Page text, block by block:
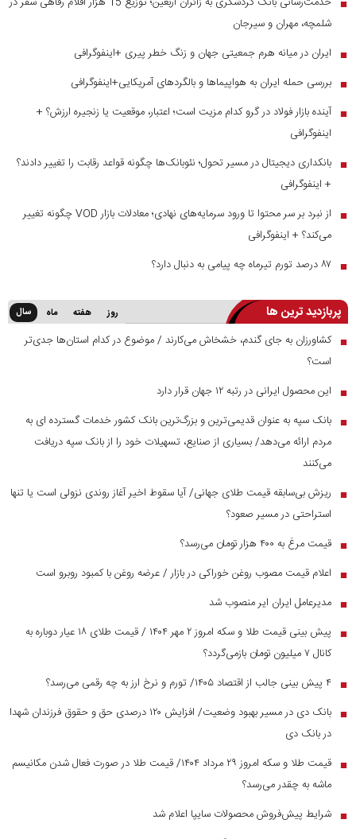
شلمچه، مهران و سیرجان
■ ایران در میانه هرم جمعیتی جهان و زنگ خطر پیری +اینفوگرافی
■ بررسی حمله ایران به هواپیماها و بالگردهای آمریکایی+اینفوگرافی
■ آینده بازار فولاد در گرو کدام مزیت است؛ اعتبار، موقعیت یا زنجیره ارزش؟ +
اینفوگرافی
■ بانکداری دیجیتال در مسیر تحول؛ نئوبانک‌ها چگونه قواعد رقابت را تغییر دادند؟
+ اینفوگرافی
■
از نبرد بر سر محتوا تا ورود سرمایه‌های نهادی؛ معادلات بازار VOD چگونه تغییر
می‌کند؟ + اینفوگرافی
■ ۸۷ درصد تورم تیرماه چه پیامی به دنبال دارد؟
پربازدید ترین ها روز هفته ماه سال
■ کشاورزان به جای گندم، خشخاش می‌کارند / موضوع در کدام استان‌ها جدی‌تر
است؟
■ این محصول ایرانی در رتبه ۱۲ جهان قرار دارد
■ بانک سپه به عنوان قدیمی‌ترین و بزرگ‌ترین بانک کشور خدمات گسترده ای به
مردم ارائه می‌دهد/ بسیاری از صنایع، تسهیلات خود را از بانک سپه دریافت
می‌کنند
■
ریزش بی‌سابقه قیمت طلای جهانی/ آیا سقوط اخیر آغاز روندی نزولی است یا تنها
استراحتی در مسیر صعود؟
■ قیمت مرغ به ۴۰۰ هزار تومان می‌رسد؟
■ اعلام قیمت مصوب روغن خوراکی در بازار / عرضه روغن با کمبود روبرو است
■ مدیرعامل ایران ایر منصوب شد
■
پیش بینی قیمت طلا و سکه امروز ۲ مهر ۱۴۰۴ / قیمت طلای ۱۸ عیار دوباره به
کانال ۷ میلیون تومان بازمی‌گردد؟
■ ۴ پیش بینی جالب از اقتصاد ۱۴۰۵/ تورم و نرخ ارز به چه رقمی می‌رسد؟
■
بانک دی در مسیر بهبود وضعیت/ افزایش ۱۲۰ درصدی حق و حقوق فرزندان شهدا
در بانک دی
■
قیمت طلا و سکه امروز ۲۹ مرداد ۱۴۰۴/ قیمت طلا در صورت فعال شدن مکانیسم
ماشه به چقدر می‌رسد؟
■ شرایط پیش‌فروش محصولات سایپا اعلام شد